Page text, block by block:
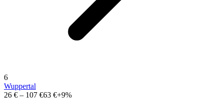
6
Wuppertal
26 € – 107 €63 €+9%